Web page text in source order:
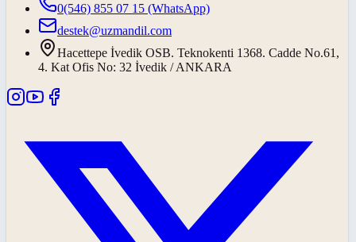
0(546) 855 07 15 (WhatsApp)
destek@uzmandil.com
Hacettepe İvedik OSB. Teknokenti 1368. Cadde No.61,
4. Kat Ofis No: 32 İvedik / ANKARA